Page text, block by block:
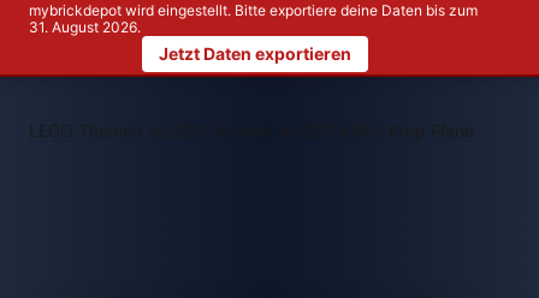
mybrickdepot wird eingestellt. Bitte exportiere deine Daten bis zum
31. August 2026.
Jetzt Daten exportieren
LEGO Themen > LEGO 8855 Prop Plane